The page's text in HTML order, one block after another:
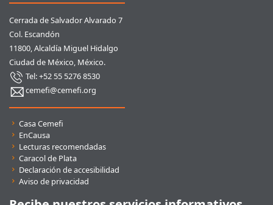
Cerrada de Salvador Alvarado 7
Col. Escandón
11800, Alcaldía Miguel Hidalgo
Ciudad de México, México.
Tel: +52 55 5276 8530
cemefi@cemefi.org
Enlaces rápidos
Casa Cemefi
EnCausa
Lecturas recomendadas
Caracol de Plata
Declaración de accesibilidad
Aviso de privacidad